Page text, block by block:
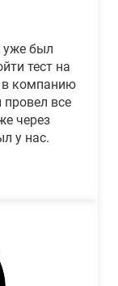
уже был
тест на
в компанию
все
через
у нас.